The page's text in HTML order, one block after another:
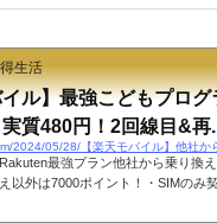
生活
ル】最強こどもプロ
質480円！2回線目&再
Rakuten最強プラン他社から乗り換
以外は7000ポイント！・SIMのみ